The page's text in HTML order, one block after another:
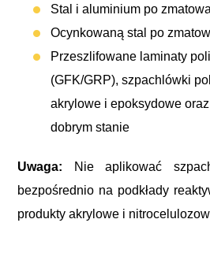
Stal i aluminium po
Ocynkowaną stal po
Przeszlifowane laminaty
(GFK/GRP), szpachlówki
akrylowe i epoksydowe
dobrym stanie
Uwaga:
Nie aplikować
bezpośrednio na podkłady
produkty akrylowe i